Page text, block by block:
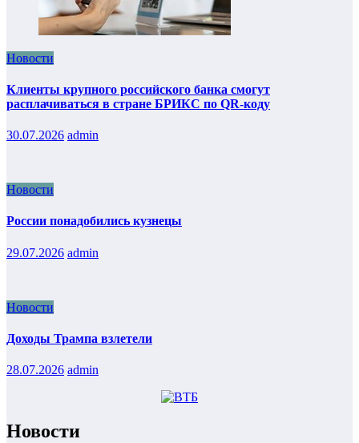
Новости
Клиенты крупного российского банка смогут
расплачиваться в стране БРИКС по QR-коду
30.07.2026 admin
Новости
России понадобились кузнецы
29.07.2026 admin
Новости
Доходы Трампа взлетели
28.07.2026 admin
Новости